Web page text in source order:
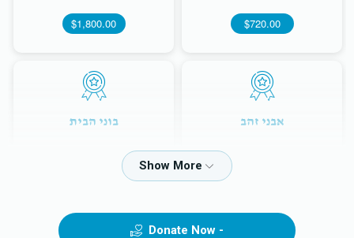
$720.00
$1,800.00
אבני זהב בוני הבית
Donate Now -